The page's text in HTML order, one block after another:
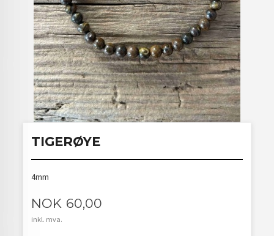
TIGERØYE
4mm
Pris
NOK 60,00
inkl. mva.